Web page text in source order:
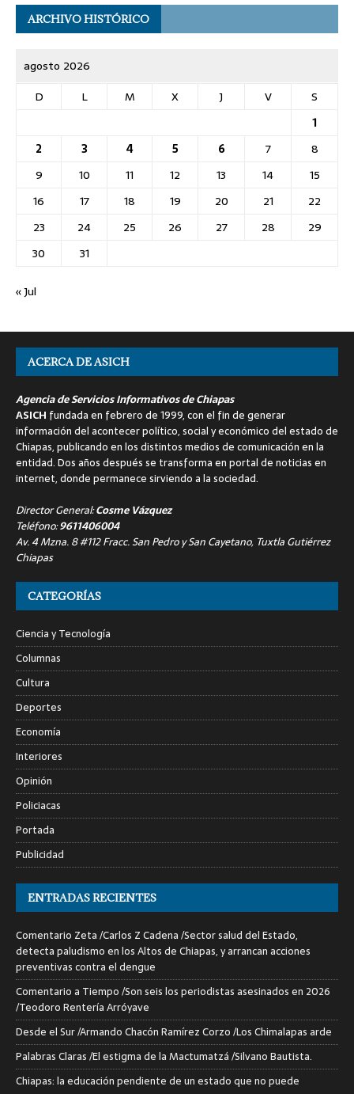
ARCHIVO HISTÓRICO
agosto 2026
D
L M X J V
S
1
2
3 4 5 6 7
8
9
10 11 12 13 14
15
16
17 18 19 20 21
22
23
24 25 26 27 28
29
30
31
« Jul
ACERCA DE ASICH
Agencia de Servicios Informativos de Chiapas
ASICH fundada en febrero de 1999, con el fin de generar
información del acontecer político, social y económico del estado de
Chiapas, publicando en los distintos medios de comunicación en la
entidad. Dos años después se transforma en portal de noticias en
internet, donde permanece sirviendo a la sociedad.
Director General:Cosme Vázquez
Teléfono:9611406004
Av. 4 Mzna. 8 #112 Fracc. San Pedro y San Cayetano, Tuxtla Gutiérrez
Chiapas
CATEGORÍAS
Ciencia y Tecnología
Columnas
Cultura
Deportes
Economía
Interiores
Opinión
Policiacas
Portada
Publicidad
ENTRADAS RECIENTES
Comentario Zeta /Carlos Z Cadena /Sector salud del Estado,
detecta paludismo en los Altos de Chiapas, y arrancan acciones
preventivas contra el dengue
Comentario a Tiempo /Son seis los periodistas asesinados en 2026
/Teodoro Rentería Arróyave
Desde el Sur /Armando Chacón Ramírez Corzo /Los Chimalapas arde
Palabras Claras /El estigma de la Mactumatzá /Silvano Bautista.
Chiapas: la educación pendiente de un estado que no puede